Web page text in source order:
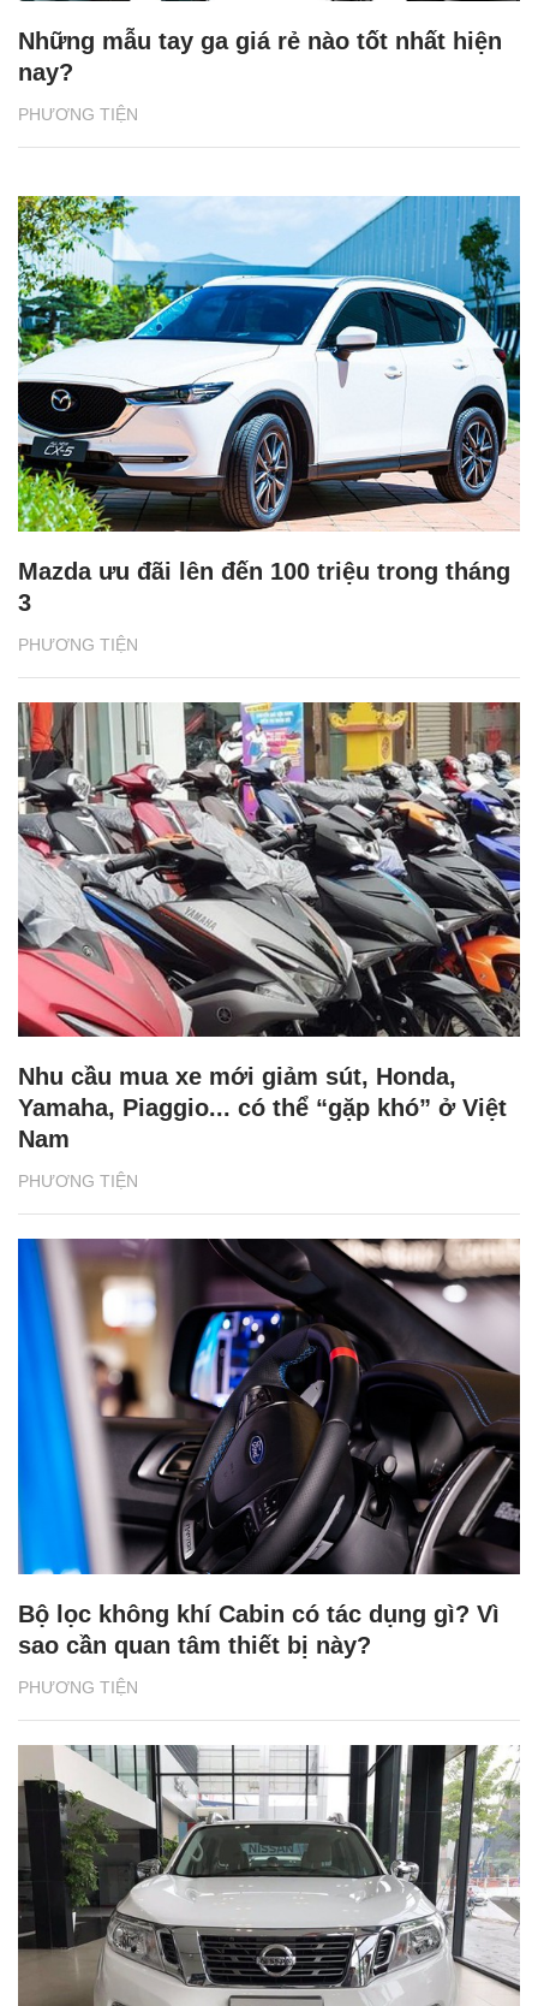
PHƯƠNG TIỆN
Những mẫu tay ga giá rẻ nào tốt nhất hiện
nay?
PHƯƠNG TIỆN
Mazda ưu đãi lên đến 100 triệu trong tháng
3
PHƯƠNG TIỆN
Nhu cầu mua xe mới giảm sút, Honda,
Yamaha, Piaggio... có thể “gặp khó” ở Việt
Nam
PHƯƠNG TIỆN
Bộ lọc không khí Cabin có tác dụng gì? Vì
sao cần quan tâm thiết bị này?